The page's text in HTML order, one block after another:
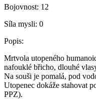
Bojovnost: 12
Síla mysli: 0
Popis:
Mrtvola utopeného
nafouklé břicho, dlouhé
Na souši je pomalá, pod
Utopenec dokáže stahovat
PPZ).